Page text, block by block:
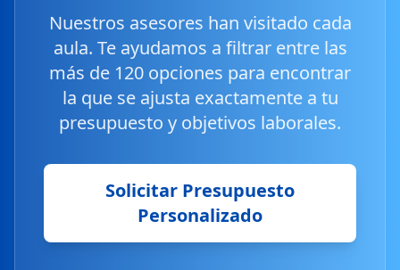
Nuestros asesores han visitado cada
aula. Te ayudamos a filtrar entre las
más de 120 opciones para encontrar
la que se ajusta exactamente a tu
presupuesto y objetivos laborales.
Solicitar Presupuesto
Personalizado